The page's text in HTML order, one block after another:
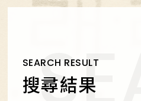
SEARCH RESULT
搜尋結果